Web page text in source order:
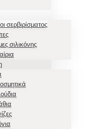
σερβιρίσματος
σιλικόνης